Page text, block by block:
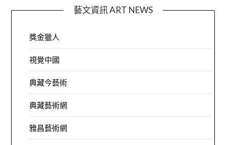
藝文資訊 ART NEWS
獎金獵人
視覺中國
典藏今藝術
典藏藝術網
雅昌藝術網